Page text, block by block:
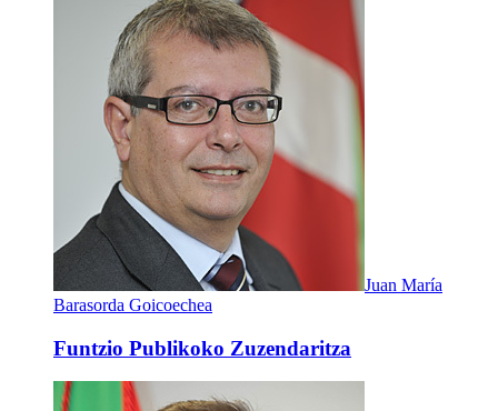
Juan María
Barasorda Goicoechea
Funtzio Publikoko Zuzendaritza